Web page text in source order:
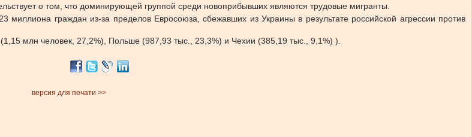
о том, что доминирующей группой среди новоприбывших являются трудовые мигранты.
граждан из-за пределов Евросоюза, сбежавших из Украины в результате российской агрессии против
млн человек, 27,2%), Польше (987,93 тыс., 23,3%) и Чехии (385,19 тыс., 9,1%) ).
версия для печати >>